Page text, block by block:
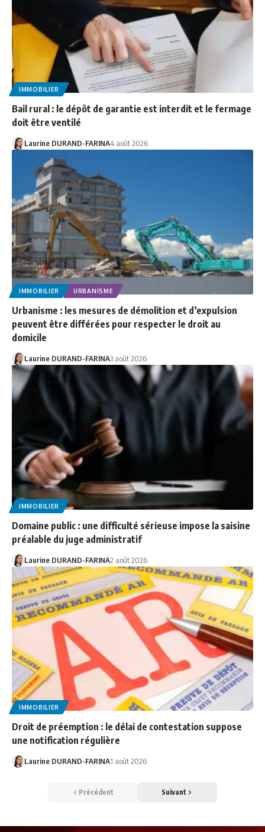
IMMOBILIER
Bail rural : le dépôt de garantie est interdit et le fermage
doit être ventilé
Laurine DURAND-FARINA4 août 2026
IMMOBILIER URBANISME
Urbanisme : les mesures de démolition et d’expulsion
peuvent être différées pour respecter le droit au
domicile
Laurine DURAND-FARINA3 août 2026
IMMOBILIER
Domaine public : une difficulté sérieuse impose la saisine
préalable du juge administratif
Laurine DURAND-FARINA2 août 2026
IMMOBILIER
Droit de préemption : le délai de contestation suppose
une notification régulière
Laurine DURAND-FARINA1 août 2026
Précédent Suivant